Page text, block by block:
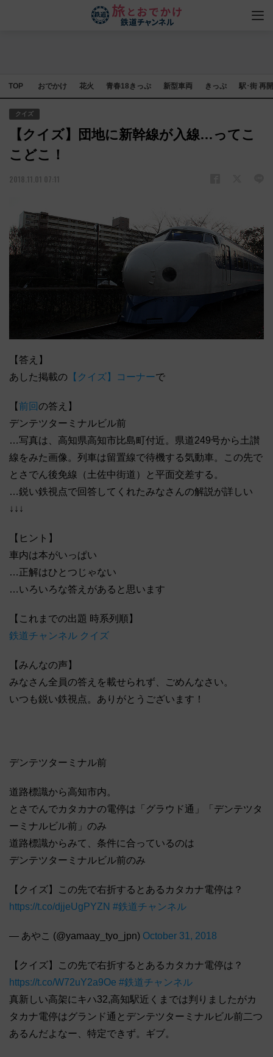
TOP おでかけ 花火 青春18きっぷ 新型車両 きっぷ 駅･街 再
クイズ
【クイズ】団地に新幹線が入線…ってこ
こどこ！
2018.11.01 07:11
【答え】
あした掲載の 【クイズ】コーナーで
【前回の答え】
デンテツターミナルビル前
…写真は、高知県高知市比島町付近。県道249号から土讃
線をみた画像。列車は留置線で待機する気動車。この先で
とさでん後免線（土佐中街道）と平面交差する。
…鋭い鉄視点で回答してくれたみなさんの解説が詳しい
↓↓↓
【ヒント】
車内は本がいっぱい
…正解はひとつじゃない
…いろいろな答えがあると思います
【これまでの出題 時系列順】
鉄道チャンネル クイズ
【みんなの声】
みなさん全員の答えを載せられず、ごめんなさい。
いつも鋭い鉄視点。ありがとうございます！
デンテツターミナル前
道路標識から高知市内。
とさでんでカタカナの電停は「グラウド通」「デンテツタ
ーミナルビル前」のみ
道路標識からみて、条件に合っているのは
デンテツターミナルビル前のみ
【クイズ】この先で右折するとあるカタカナ電停は？
https://t.co/djjeUgPYZN #鉄道チャンネル
— あやこ (@yamaay_tyo_jpn) October 31, 2018
【クイズ】この先で右折するとあるカタカナ電停は？
https://t.co/W72uY2a9Oe #鉄道チャンネル
真新しい高架にキハ32,高知駅近くまでは判りましたがカ
タカナ電停はグランド通とデンテツターミナルビル前二つ
あるんだよなー、特定できず。ギブ。